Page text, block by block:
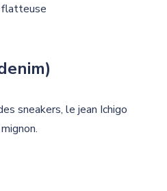
flatteuse
sneakers, le jean Ichigo